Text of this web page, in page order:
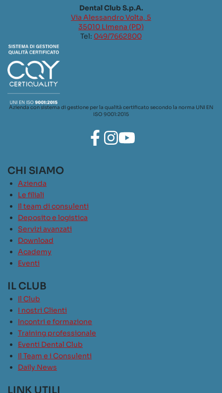
Dental Club S.p.A.
Via Alessandro Volta, 5
35010 Limena (PD)
Tel: 049/7662800
Azienda con sistema di gestione per la qualità certificato secondo la norma UNI EN
ISO 9001:2015
CHI SIAMO
Azienda
Le filiali
Il team di consulenti
Deposito e logistica
Servizi avanzati
Download
Academy
Eventi
IL CLUB
Il Club
I nostri Clienti
Incontri e formazione
Training professionale
Eventi Dental Club
Il Team e i Consulenti
Daily News
LINK UTILI